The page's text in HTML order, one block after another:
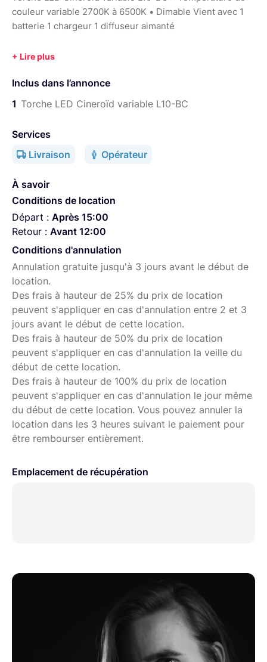
couleur variable 2700K à 6500K • Dimable Vient avec 1
batterie 1 chargeur 1 diffuseur aimanté
Inclus dans l’annonce
1 Torche LED Cineroïd variable L10-BC
Services
Livraison
Opérateur
À savoir
Conditions de location
Départ : Après 15:00
Retour : Avant 12:00
Conditions d'annulation
Annulation gratuite jusqu'à 3 jours avant le début de
location.
Des frais à hauteur de 25% du prix de location
peuvent s'appliquer en cas d'annulation entre 2 et 3
jours avant le début de cette location.
Des frais à hauteur de 50% du prix de location
peuvent s'appliquer en cas d'annulation la veille du
début de cette location.
Des frais à hauteur de 100% du prix de location
peuvent s'appliquer en cas d'annulation le jour même
du début de cette location. Vous pouvez annuler la
location dans les 3 heures suivant le paiement pour
être rembourser entièrement.
Emplacement de récupération